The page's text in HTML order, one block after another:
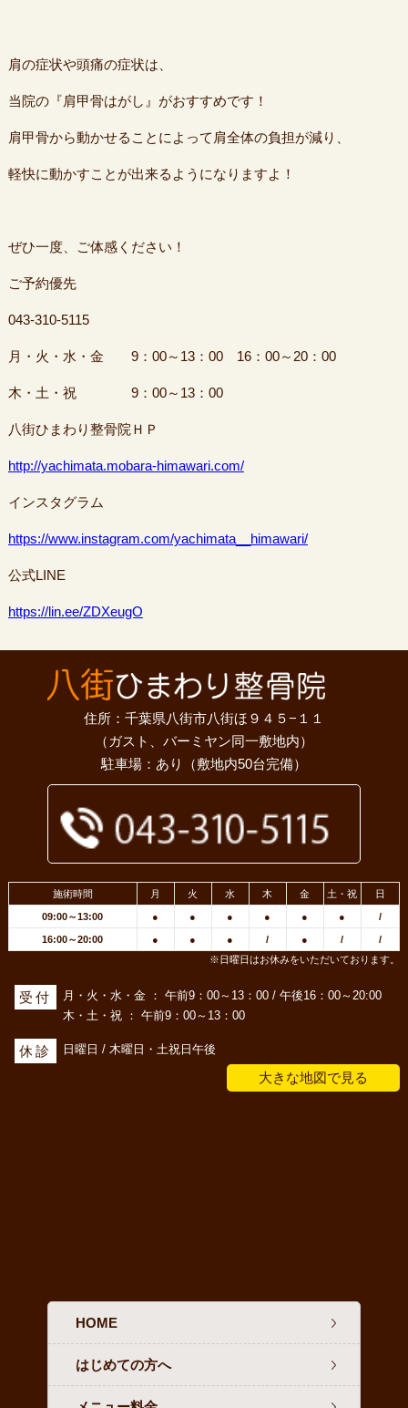
肩の症状や頭痛の症状は、
当院の『肩甲骨はがし』がおすすめです！
肩甲骨から動かせることによって肩全体の負担が減り、
軽快に動かすことが出来るようになりますよ！
ぜひ一度、ご体感ください！
ご予約優先
043-310-5115
月・火・水・金 9：00～13：00 16：00～20：00
木・土・祝 9：00～13：00
八街ひまわり整骨院ＨＰ
http://yachimata.mobara-himawari.com/
インスタグラム
https://www.instagram.com/yachimata__himawari/
公式LINE
https://lin.ee/ZDXeugO
住所：千葉県八街市八街ほ９４５−１１
（ガスト、バーミヤン同一敷地内）
駐車場：あり（敷地内50台完備）
施術時間 月 火 水 木 金 土・祝 日
09:00～13:00 ● ● ● ● ● ● /
16:00～20:00 ● ● ● / ● /
/
※日曜日はお休みをいただいております。
受付
月・火・水・金 ： 午前9：00～13：00 / 午後16：00～20:00
木・土・祝 ： 午前9：00～13：00
休診 日曜日 / 木曜日・土祝日午後
大きな地図で見る
HOME
はじめての方へ